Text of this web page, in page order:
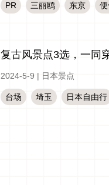
PR 三丽鸥 东京
复古风景点3选，一同
2024-5-9 | 日本景点
台场 埼玉 日本自由行